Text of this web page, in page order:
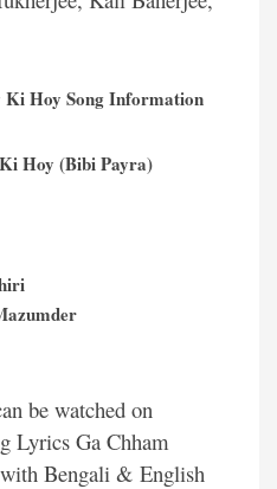
Hoy Song Information
Hoy (Bibi Payra)
be watched on
Lyrics Ga Chham
Bengali & English